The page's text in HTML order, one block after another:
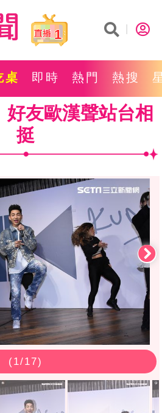
1
桌 即時 熱門 熱搜
友歐漢聲站台相
挺
(1/17)